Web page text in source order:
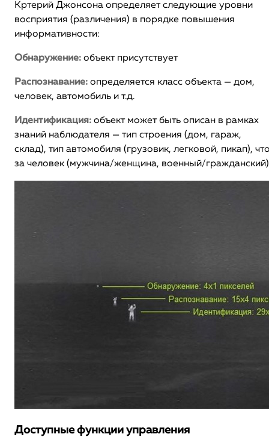
Кртерий Джонсона определяет следующие уровни
восприятия (различения) в порядке повышения
информативности:
Обнаружение: объект присутствует
Распознавание: определяется класс объекта — дом,
человек, автомобиль и т.д.
Идентификация: объект может быть описан в рамках
знаний наблюдателя — тип строения (дом, гараж,
склад), тип автомобиля (грузовик, легковой, пикап),
за человек (мужчина/женщина, военный/
Доступные функции управления